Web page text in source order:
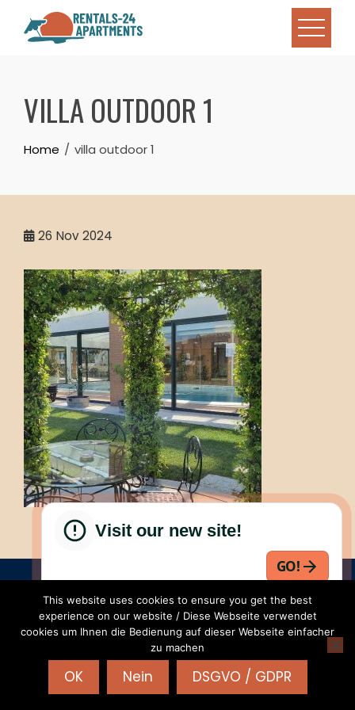
VILLA OUTDOOR 1
Home villa outdoor 1
26 Nov 2024
425619 |AGB| Privacy - Cookies|WordPress
Theme - Totalby HashThemes
This website uses cookies to ensure you get the best
experience on our website / Diese Webseite verwendet
cookies um Ihnen die Bedienung auf dieser Webseite einfacher
zu machen
OK Nein DSGVO / GDPR
Visit our new site!
GO!